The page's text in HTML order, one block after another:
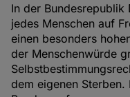
In der Bundesrepublik
jedes Menschen auf
einen besonders
der Menschenwürde
dem eigenen Sterben.